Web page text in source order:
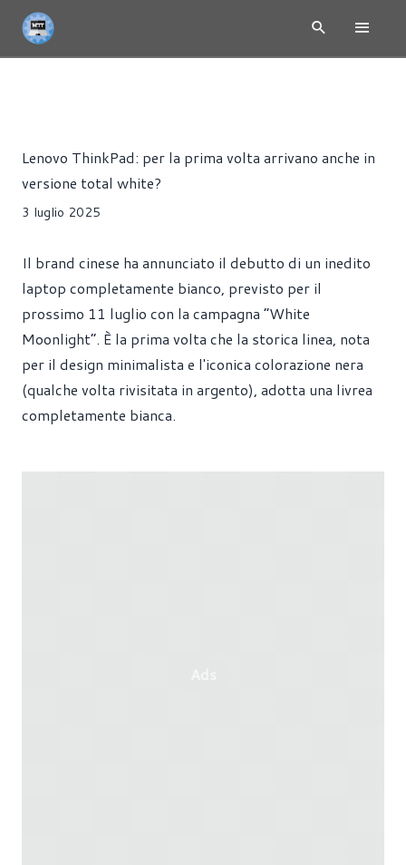
Lenovo ThinkPad: per la prima volta arrivano anche in
versione total white?
3 luglio 2025
Il brand cinese ha annunciato il debutto di un inedito
laptop completamente bianco, previsto per il
prossimo 11 luglio con la campagna “White
Moonlight”. È la prima volta che la storica linea, nota
per il design minimalista e l'iconica colorazione nera
(qualche volta rivisitata in argento), adotta una livrea
completamente bianca.